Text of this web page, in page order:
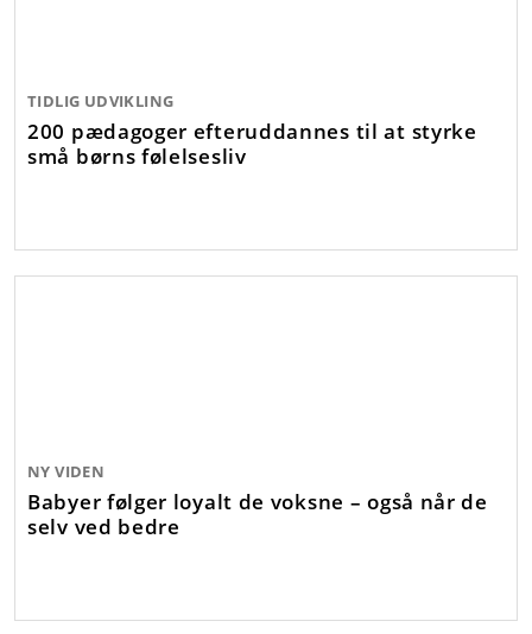
TIDLIG UDVIKLING
200 pædagoger efteruddannes til at styrke
små børns følelsesliv
NY VIDEN
Babyer følger loyalt de voksne – også når de
selv ved bedre